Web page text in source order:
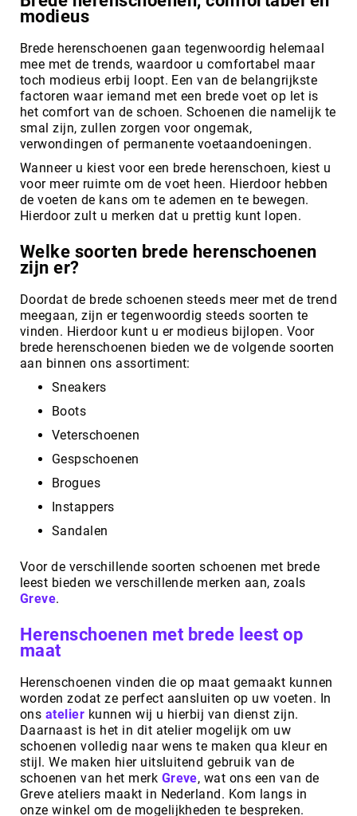
modieus
Brede herenschoenen gaan tegenwoordig helemaal
mee met de trends, waardoor u comfortabel maar
toch modieus erbij loopt. Een van de belangrijkste
factoren waar iemand met een brede voet op let is
het comfort van de schoen. Schoenen die namelijk te
smal zijn, zullen zorgen voor ongemak,
verwondingen of permanente voetaandoeningen.
Wanneer u kiest voor een brede herenschoen, kiest u
voor meer ruimte om de voet heen. Hierdoor hebben
de voeten de kans om te ademen en te bewegen.
Hierdoor zult u merken dat u prettig kunt lopen.
Welke soorten brede herenschoenen
zijn er?
Doordat de brede schoenen steeds meer met de trend
meegaan, zijn er tegenwoordig steeds soorten te
vinden. Hierdoor kunt u er modieus bijlopen. Voor
brede herenschoenen bieden we de volgende soorten
aan binnen ons assortiment:
Sneakers
Boots
Veterschoenen
Gespschoenen
Brogues
Instappers
Sandalen
Voor de verschillende soorten schoenen met brede
leest bieden we verschillende merken aan, zoals
Greve.
Herenschoenen met brede leest op
maat
Herenschoenen vinden die op maat gemaakt kunnen
worden zodat ze perfect aansluiten op uw voeten. In
ons atelier kunnen wij u hierbij van dienst zijn.
Daarnaast is het in dit atelier mogelijk om uw
schoenen volledig naar wens te maken qua kleur en
stijl. We maken hier uitsluitend gebruik van de
schoenen van het merk Greve, wat ons een van de
Greve ateliers maakt in Nederland. Kom langs in
onze winkel om de mogelijkheden te bespreken.